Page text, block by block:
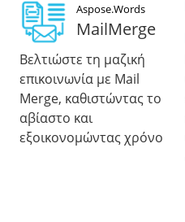
Aspose.Words
MailMerge
Βελτιώστε τη μαζική
επικοινωνία με Mail
Merge, καθιστώντας το
αβίαστο και
εξοικονομώντας χρόνο